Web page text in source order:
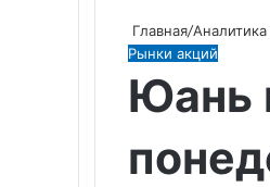
Главная/
Рынки акций
Юань